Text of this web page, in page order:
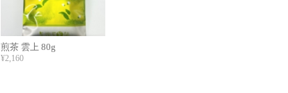
煎茶 雲上 80g
¥2,160